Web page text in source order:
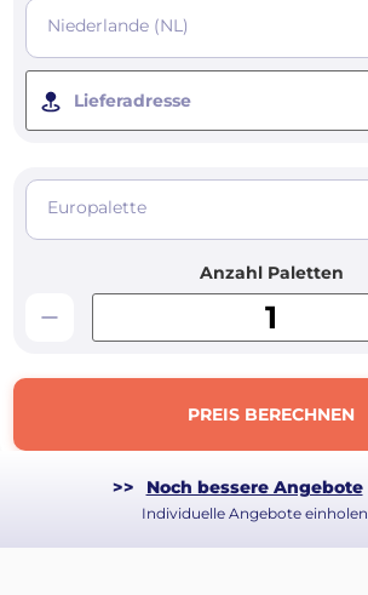
Niederlande (NL)
Lieferadresse
Europalette
Anzahl Paletten
PREIS BERECHNEN
>> Noch bessere Angebote
Individuelle Angebote einholen